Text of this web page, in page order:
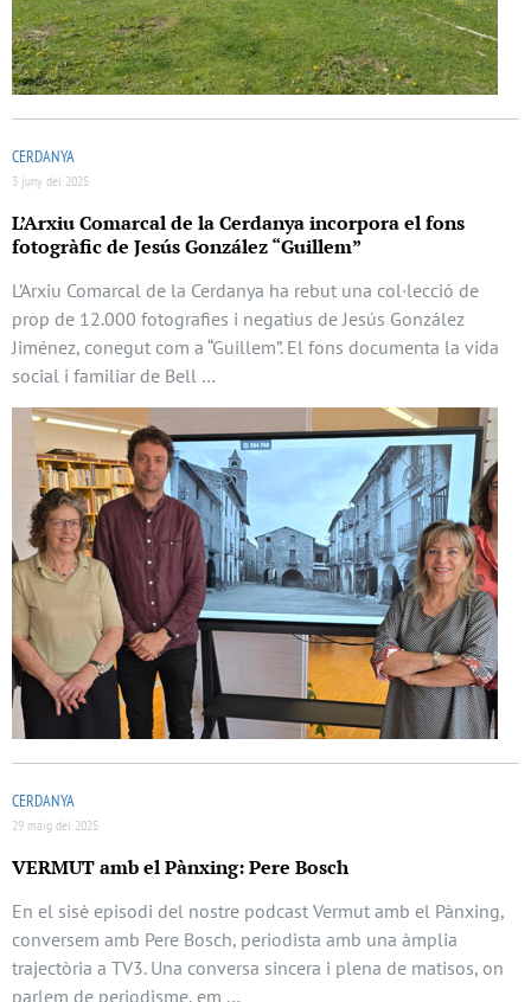
CERDANYA
3 juny del 2025
L’Arxiu Comarcal de la Cerdanya incorpora el fons
fotogràfic de Jesús González “Guillem”
L’Arxiu Comarcal de la Cerdanya ha rebut una col·lecció de
prop de 12.000 fotografies i negatius de Jesús González
Jiménez, conegut com a “Guillem”. El fons documenta la vida
social i familiar de Bell …
CERDANYA
29 maig del 2025
VERMUT amb el Pànxing: Pere Bosch
En el sisè episodi del nostre podcast Vermut amb el Pànxing,
conversem amb Pere Bosch, periodista amb una àmplia
trajectòria a TV3. Una conversa sincera i plena de matisos, on
parlem de periodisme, em …